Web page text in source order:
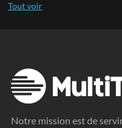
Notre mission est de